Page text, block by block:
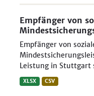
Empfänger von
Empfänger von
Leistung in Stuttgart
XLSX CSV